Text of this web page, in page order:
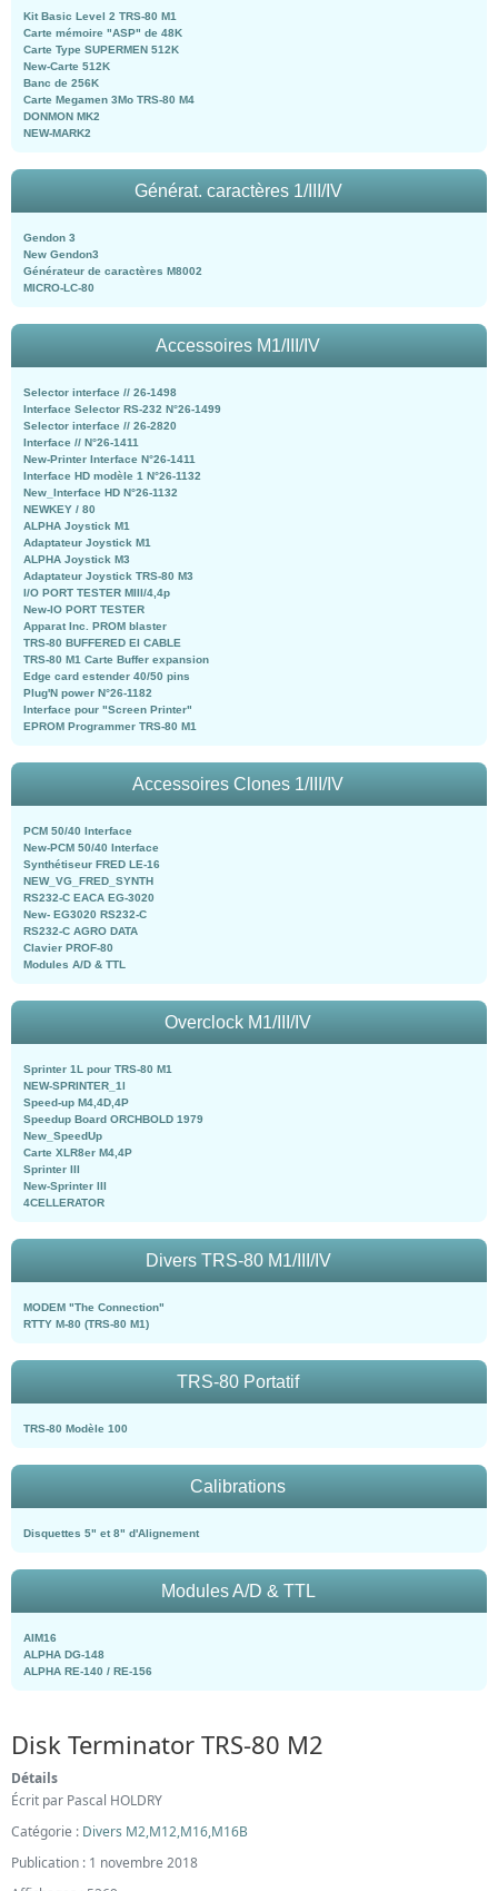
Kit Basic Level 2 TRS-80 M1
Carte mémoire "ASP" de 48K
Carte Type SUPERMEN 512K
New-Carte 512K
Banc de 256K
Carte Megamen 3Mo TRS-80 M4
DONMON MK2
NEW-MARK2
Générat. caractères 1/III/IV
Gendon 3
New Gendon3
Générateur de caractères M8002
MICRO-LC-80
Accessoires M1/III/IV
Selector interface // 26-1498
Interface Selector RS-232 N°26-1499
Selector interface // 26-2820
Interface // N°26-1411
New-Printer Interface N°26-1411
Interface HD modèle 1 N°26-1132
New_Interface HD N°26-1132
NEWKEY / 80
ALPHA Joystick M1
Adaptateur Joystick M1
ALPHA Joystick M3
Adaptateur Joystick TRS-80 M3
I/O PORT TESTER MIII/4,4p
New-IO PORT TESTER
Apparat Inc. PROM blaster
TRS-80 BUFFERED EI CABLE
TRS-80 M1 Carte Buffer expansion
Edge card estender 40/50 pins
Plug'N power N°26-1182
Interface pour "Screen Printer"
EPROM Programmer TRS-80 M1
Accessoires Clones 1/III/IV
PCM 50/40 Interface
New-PCM 50/40 Interface
Synthétiseur FRED LE-16
NEW_VG_FRED_SYNTH
RS232-C EACA EG-3020
New- EG3020 RS232-C
RS232-C AGRO DATA
Clavier PROF-80
Modules A/D & TTL
Overclock M1/III/IV
Sprinter 1L pour TRS-80 M1
NEW-SPRINTER_1l
Speed-up M4,4D,4P
Speedup Board ORCHBOLD 1979
New_SpeedUp
Carte XLR8er M4,4P
Sprinter III
New-Sprinter III
4CELLERATOR
Divers TRS-80 M1/III/IV
MODEM "The Connection"
RTTY M-80 (TRS-80 M1)
TRS-80 Portatif
TRS-80 Modèle 100
Calibrations
Disquettes 5" et 8" d'Alignement
Modules A/D & TTL
AIM16
ALPHA DG-148
ALPHA RE-140 / RE-156
Disk Terminator TRS-80 M2
Détails
Écrit par Pascal HOLDRY
Catégorie : Divers M2,M12,M16,M16B
Publication : 1 novembre 2018